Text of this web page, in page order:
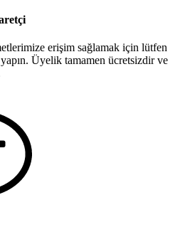
erişim sağlamak için lütfen
Üyelik tamamen ücretsizdir ve